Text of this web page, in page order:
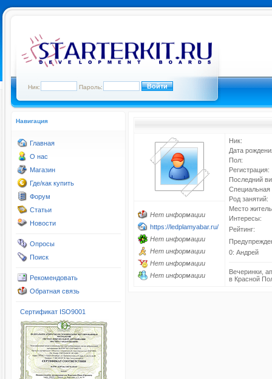
Ник: Пароль:
Навигация
Главная
О нас
Магазин
Где/как купить
Форум
Статьи
Новости
Опросы
Поиск
Рекомендовать
Обратная связь
Сертификат ISO9001
Ник:
Дата
Пол:
Регистрация:
Последний
Специальная
Род занятий:
Место
Интересы:
Рейтинг:
0: Андрей
Вечеринки,
в Красной
Нет информации
https://ledplamyabar.ru/
Нет информации
Нет информации
Нет информации
Нет информации